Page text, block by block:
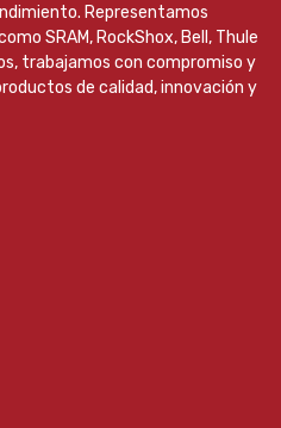
Representamos
SRAM, RockShox, Bell, Thule
trabajamos con compromiso y
de calidad, innovación y